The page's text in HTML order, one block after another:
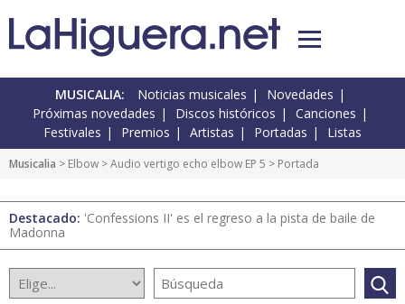
MUSICALIA: Noticias musicales
Novedades
Próximas novedades
Discos históricos
Canciones
Festivales
Premios Artistas Portadas Listas
Musicalia > Elbow >Audio vertigo echo elbow EP 5 > Portada
Destacado: 'Confessions II' es el regreso a la pista de baile de
Madonna